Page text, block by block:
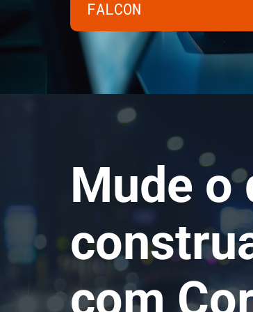
FALCON
Mude o
com